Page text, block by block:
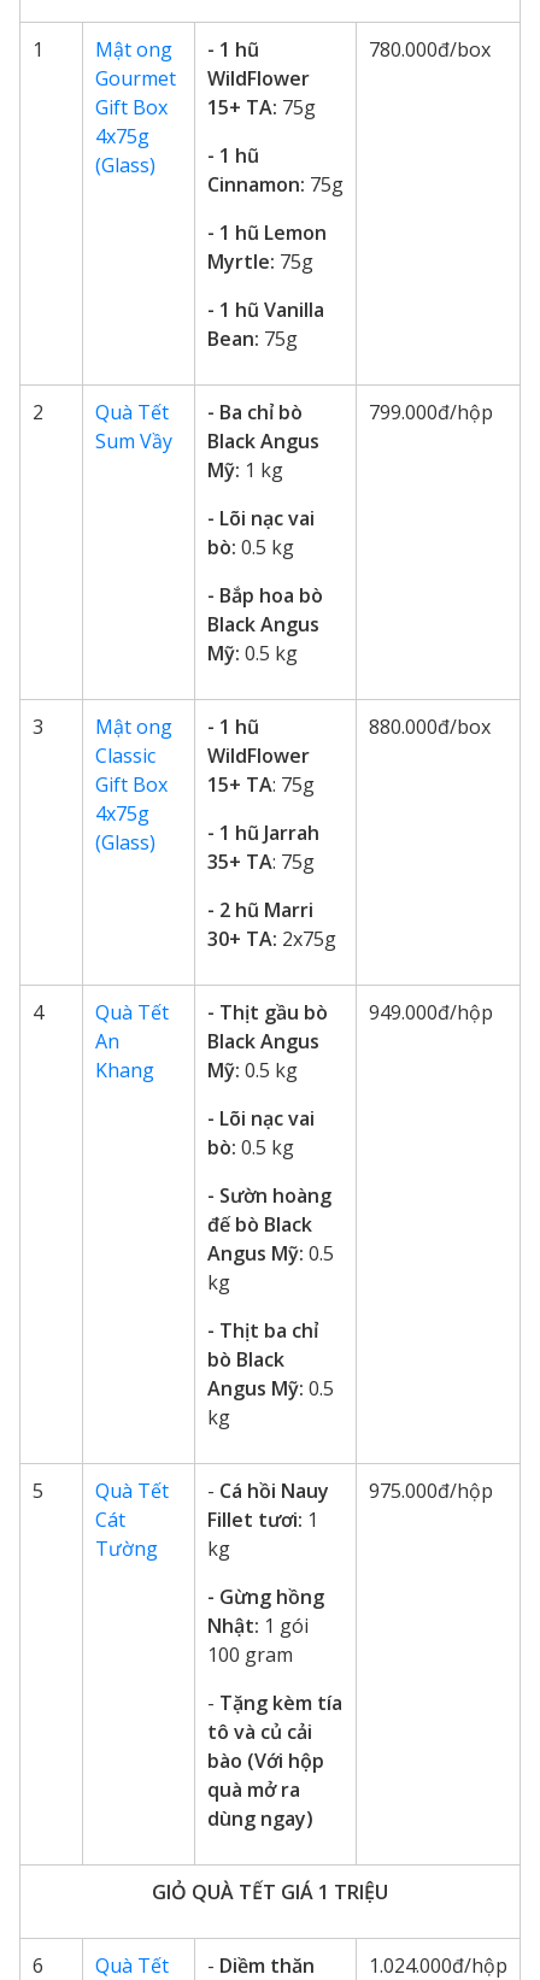
1
Mật ong
Gourmet
Gift Box
4x75g
(Glass)
- 1 hũ
WildFlower
15+ TA: 75g
- 1 hũ
Cinnamon: 75g
- 1 hũ Lemon
Myrtle: 75g
- 1 hũ Vanilla
Bean: 75g
780.000đ/box
2
Quà Tết
Sum Vầy
- Ba chỉ bò
Black Angus
Mỹ: 1 kg
- Lõi nạc vai
bò: 0.5 kg
- Bắp hoa bò
Black Angus
Mỹ: 0.5 kg
799.000đ/hộp
3
Mật ong
Classic
Gift Box
4x75g
(Glass)
- 1 hũ
WildFlower
15+ TA: 75g
- 1 hũ Jarrah
35+ TA: 75g
- 2 hũ Marri
30+ TA: 2x75g
880.000đ/box
4
Quà Tết
An
Khang
- Thịt gầu bò
Black Angus
Mỹ: 0.5 kg
- Lõi nạc vai
bò: 0.5 kg
- Sườn hoàng
đế bò Black
Angus Mỹ: 0.5
kg
- Thịt ba chỉ
bò Black
Angus Mỹ: 0.5
kg
949.000đ/hộp
5
Quà Tết
Cát
Tường
- Cá hồi Nauy
Fillet tươi: 1
kg
- Gừng hồng
Nhật: 1 gói
100 gram
- Tặng kèm tía
tô và củ cải
bào (Với hộp
quà mở ra
dùng ngay)
975.000đ/hộp
GIỎ QUÀ TẾT GIÁ 1 TRIỆU
6
Quà Tết
- Diềm thăn
1.024.000đ/hộp